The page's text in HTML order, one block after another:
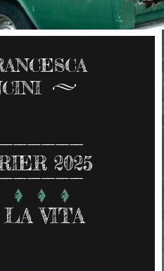
2025
VITA